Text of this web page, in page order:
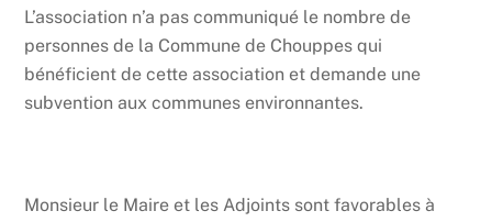
L’association n’a pas communiqué le nombre de
personnes de la Commune de Chouppes qui
bénéficient de cette association et demande une
subvention aux communes environnantes.
Monsieur le Maire et les Adjoints sont favorables à